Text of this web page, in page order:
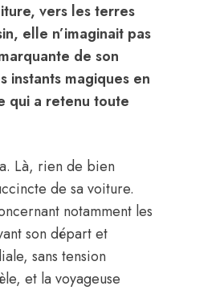
vers les terres
elle n’imaginait pas
de son
instants magiques en
qui a retenu toute
Là, rien de bien
de sa voiture.
notamment les
son départ et
sans tension
et la voyageuse